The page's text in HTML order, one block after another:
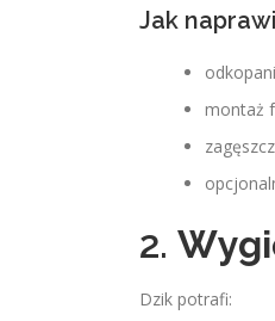
Jak
montaż
2.
Dzik potrafi: